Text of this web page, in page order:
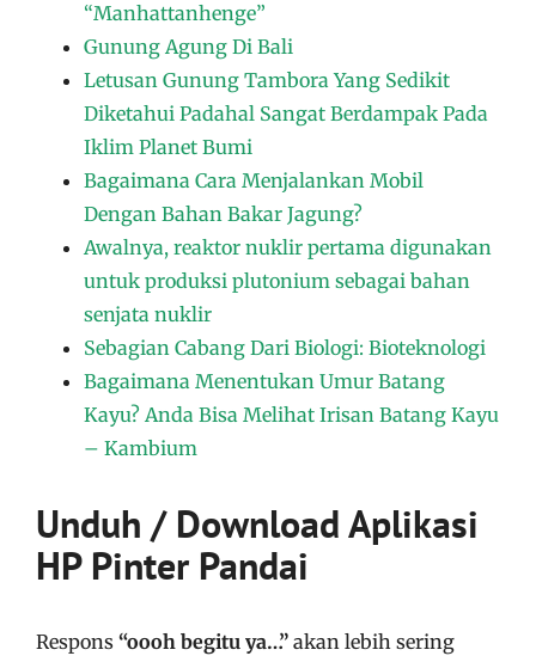
“Manhattanhenge”
Gunung Agung Di Bali
Letusan Gunung Tambora Yang Sedikit
Diketahui Padahal Sangat Berdampak Pada
Iklim Planet Bumi
Bagaimana Cara Menjalankan Mobil
Dengan Bahan Bakar Jagung?
Awalnya, reaktor nuklir pertama digunakan
untuk produksi plutonium sebagai bahan
senjata nuklir
Sebagian Cabang Dari Biologi: Bioteknologi
Bagaimana Menentukan Umur Batang
Kayu? Anda Bisa Melihat Irisan Batang Kayu
– Kambium
Unduh / Download Aplikasi
HP Pinter Pandai
Respons “oooh begitu ya…” akan lebih sering